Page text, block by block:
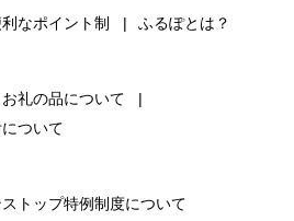
なポイント制 ふるぽとは？
お礼の品について
ついて
トップ特例制度について